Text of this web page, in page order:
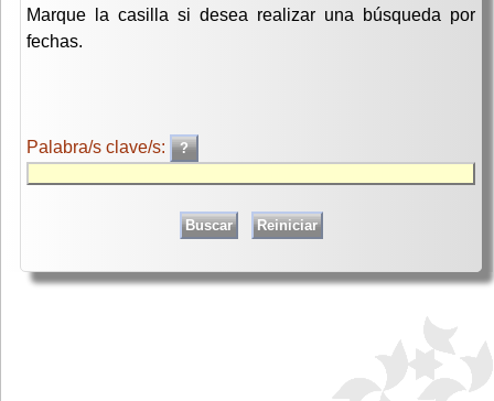
Marque la casilla si desea realizar una búsqueda por
fechas.
Palabra/s clave/s: